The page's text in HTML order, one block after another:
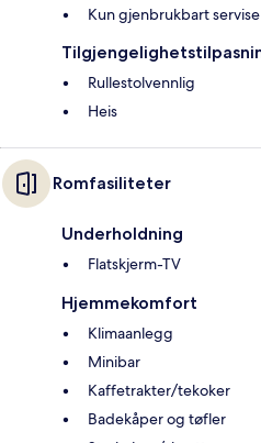
Kun gjenbrukbart servise
Rullestolvennlig
Heis
Romfasiliteter
Underholdning
Flatskjerm-TV
Hjemmekomfort
Klimaanlegg
Minibar
Kaffetrakter/tekoker
Badekåper og tøfler